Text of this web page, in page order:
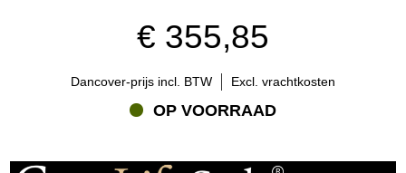
€ 355,85
Dancover-prijs incl. BTW Excl. vrachtkosten
OP VOORRAAD